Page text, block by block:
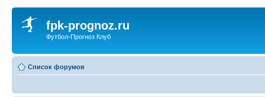
fpk-prognoz.ru
Футбол-Прогноз Клуб
Список форумов